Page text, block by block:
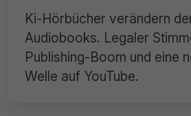
Ki-Hörbücher verändern
Audiobooks. Legaler
Publishing-Boom und eine
Welle auf YouTube.